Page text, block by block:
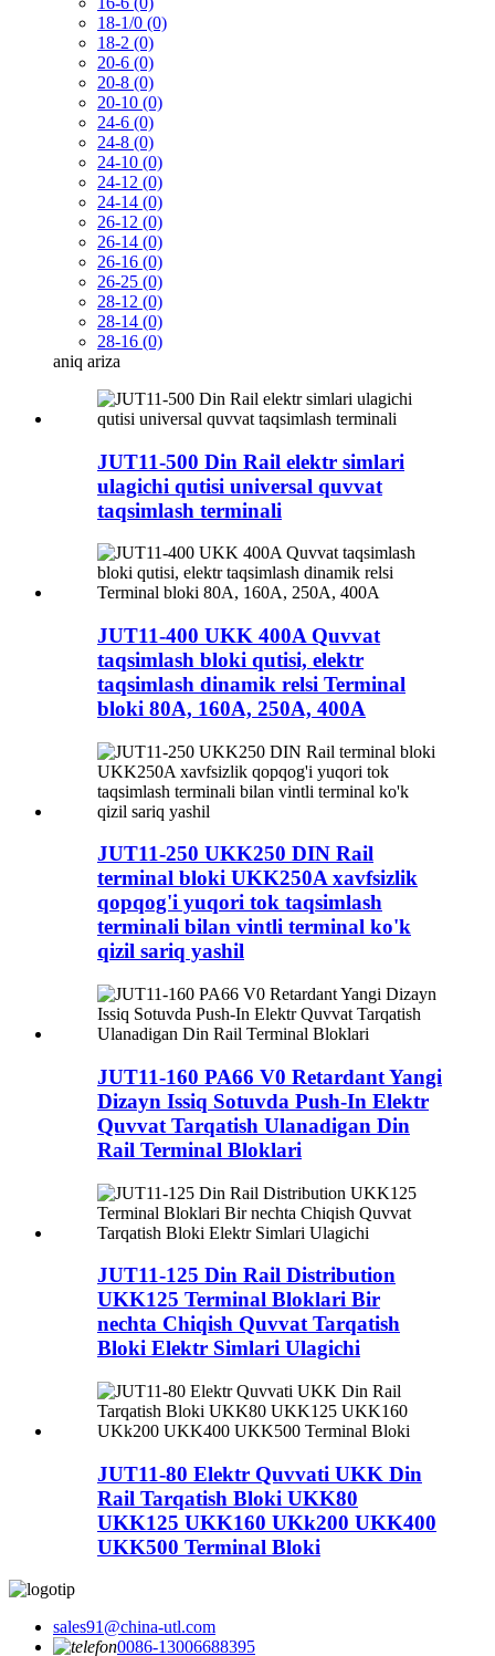
18-1/0 (0)
18-2 (0)
20-6 (0)
20-8 (0)
20-10 (0)
24-6 (0)
24-8 (0)
24-10 (0)
24-12 (0)
24-14 (0)
26-12 (0)
26-14 (0)
26-16 (0)
26-25 (0)
28-12 (0)
28-14 (0)
28-16 (0)
aniq ariza
JUT11-500 Din Rail elektr simlari
ulagichi qutisi universal quvvat
taqsimlash terminali
JUT11-400 UKK 400A Quvvat
taqsimlash bloki qutisi, elektr
taqsimlash dinamik relsi Terminal
bloki 80A, 160A, 250A, 400A
JUT11-250 UKK250 DIN Rail
terminal bloki UKK250A xavfsizlik
qopqog'i yuqori tok taqsimlash
terminali bilan vintli terminal ko'k
qizil sariq yashil
JUT11-160 PA66 V0 Retardant Yangi
Dizayn Issiq Sotuvda Push-In Elektr
Quvvat Tarqatish Ulanadigan Din
Rail Terminal Bloklari
JUT11-125 Din Rail Distribution
UKK125 Terminal Bloklari Bir
nechta Chiqish Quvvat Tarqatish
Bloki Elektr Simlari Ulagichi
JUT11-80 Elektr Quvvati UKK Din
Rail Tarqatish Bloki UKK80
UKK125 UKK160 UKk200 UKK400
UKK500 Terminal Bloki
sales91@china-utl.com
0086-13006688395